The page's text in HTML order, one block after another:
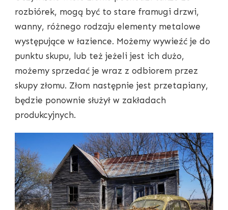
rozbiórek, mogą być to stare framugi drzwi,
wanny, różnego rodzaju elementy metalowe
występujące w łazience. Możemy wywieźć je do
punktu skupu, lub też jeżeli jest ich dużo,
możemy sprzedać je wraz z odbiorem przez
skupy złomu. Złom następnie jest przetapiany,
będzie ponownie służył w zakładach
produkcyjnych.